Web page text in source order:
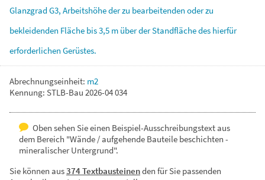
GlanzgradG3, Arbeitshöhederzu bearbeitenden oderzu
bekleidenden Fläche bis3,5 m überderStandflächedes hierfür
erforderlichen Gerüstes.
Abrechnungseinheit: m2
Kennung: STLB-Bau 2026-04 034
Oben sehen Sie einen Beispiel-Ausschreibungstext aus
dem Bereich "Wände / aufgehende Bauteile beschichten -
mineralischer Untergrund".
Sie können aus374 Textbausteinenden für Sie passenden